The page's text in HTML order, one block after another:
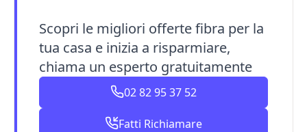
Scopri le migliori offerte fibra per la
tua casa e inizia a risparmiare,
chiama un esperto gratuitamente
02 82 95 37 52
Fatti Richiamare